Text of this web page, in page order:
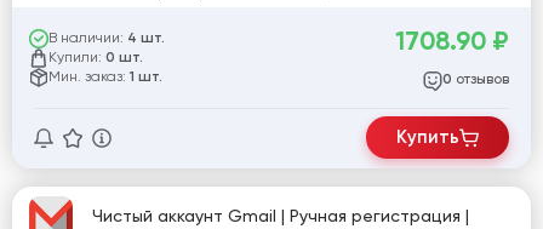
[811709]
В наличии: 4 шт.
Купили: 0 шт.
Мин. заказ: 1 шт.
1708.90 ₽
0 отзывов
Купить
Чистый аккаунт Gmail | Ручная регистрация |